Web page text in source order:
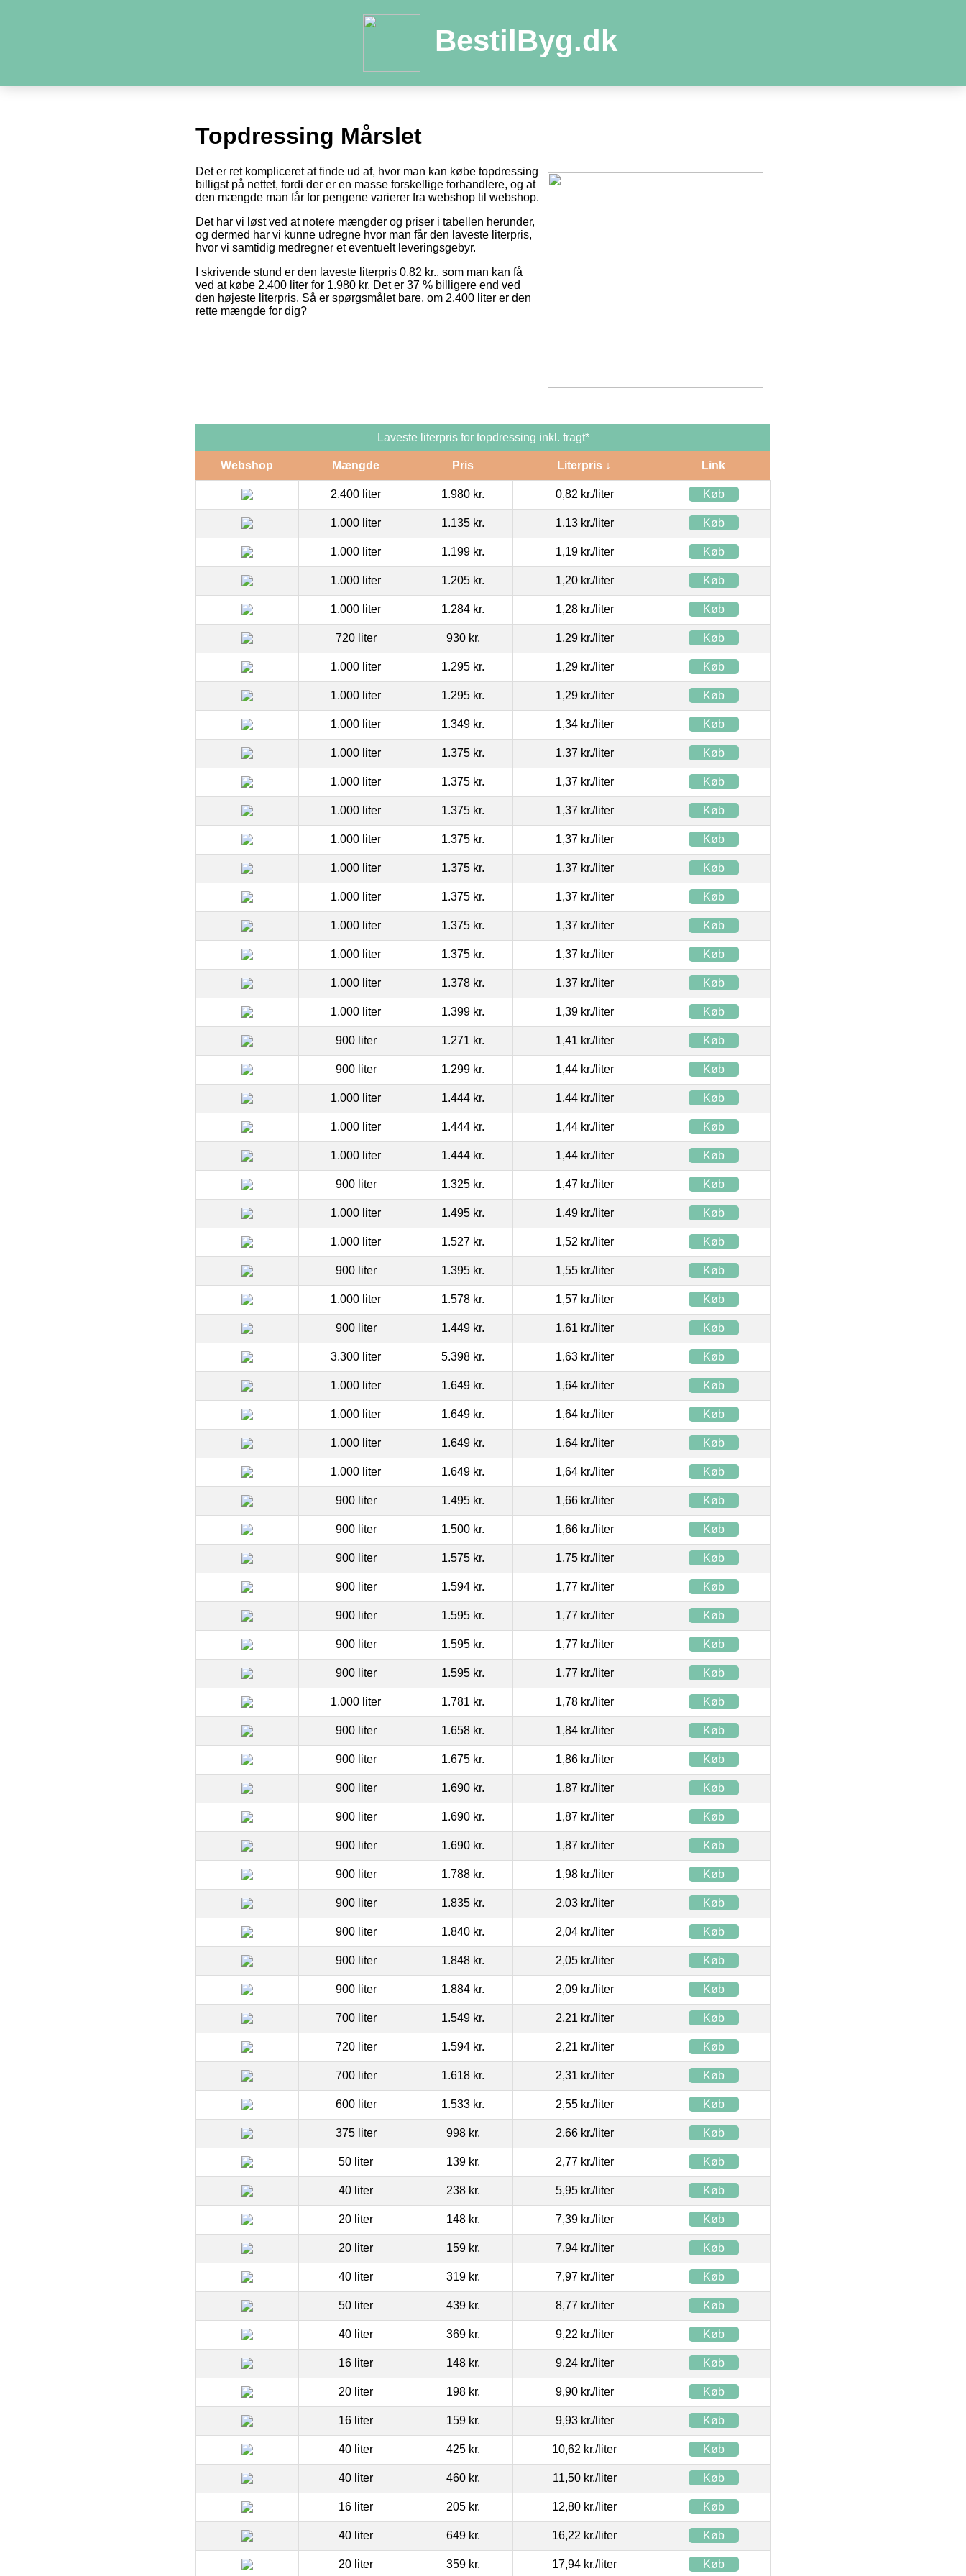
BestilByg.dk
Topdressing Mårslet
Det er ret kompliceret at finde ud af, hvor man kan købe topdressing
billigst på nettet, fordi der er en masse forskellige forhandlere, og at
den mængde man får for pengene varierer fra webshop til webshop.
Det har vi løst ved at notere mængder og priser i tabellen herunder,
og dermed har vi kunne udregne hvor man får den laveste literpris,
hvor vi samtidig medregner et eventuelt leveringsgebyr.
I skrivende stund er den laveste literpris 0,82 kr., som man kan få
ved at købe 2.400 liter for 1.980 kr. Det er 37 % billigere end ved
den højeste literpris. Så er spørgsmålet bare, om 2.400 liter er den
rette mængde for dig?
Laveste literpris for topdressing inkl. fragt*
Webshop Mængde Pris Literpris ↓ Link
2.400 liter 1.980 kr. 0,82 kr./liter Køb
1.000 liter 1.135 kr. 1,13 kr./liter Køb
1.000 liter 1.199 kr. 1,19 kr./liter Køb
1.000 liter 1.205 kr. 1,20 kr./liter Køb
1.000 liter 1.284 kr. 1,28 kr./liter Køb
720 liter 930 kr. 1,29 kr./liter Køb
1.000 liter 1.295 kr. 1,29 kr./liter Køb
1.000 liter 1.295 kr. 1,29 kr./liter Køb
1.000 liter 1.349 kr. 1,34 kr./liter Køb
1.000 liter 1.375 kr. 1,37 kr./liter Køb
1.000 liter 1.375 kr. 1,37 kr./liter Køb
1.000 liter 1.375 kr. 1,37 kr./liter Køb
1.000 liter 1.375 kr. 1,37 kr./liter Køb
1.000 liter 1.375 kr. 1,37 kr./liter Køb
1.000 liter 1.375 kr. 1,37 kr./liter Køb
1.000 liter 1.375 kr. 1,37 kr./liter Køb
1.000 liter 1.375 kr. 1,37 kr./liter Køb
1.000 liter 1.378 kr. 1,37 kr./liter Køb
1.000 liter 1.399 kr. 1,39 kr./liter Køb
900 liter 1.271 kr. 1,41 kr./liter Køb
900 liter 1.299 kr. 1,44 kr./liter Køb
1.000 liter 1.444 kr. 1,44 kr./liter Køb
1.000 liter 1.444 kr. 1,44 kr./liter Køb
1.000 liter 1.444 kr. 1,44 kr./liter Køb
900 liter 1.325 kr. 1,47 kr./liter Køb
1.000 liter 1.495 kr. 1,49 kr./liter Køb
1.000 liter 1.527 kr. 1,52 kr./liter Køb
900 liter 1.395 kr. 1,55 kr./liter Køb
1.000 liter 1.578 kr. 1,57 kr./liter Køb
900 liter 1.449 kr. 1,61 kr./liter Køb
3.300 liter 5.398 kr. 1,63 kr./liter Køb
1.000 liter 1.649 kr. 1,64 kr./liter Køb
1.000 liter 1.649 kr. 1,64 kr./liter Køb
1.000 liter 1.649 kr. 1,64 kr./liter Køb
1.000 liter 1.649 kr. 1,64 kr./liter Køb
900 liter 1.495 kr. 1,66 kr./liter Køb
900 liter 1.500 kr. 1,66 kr./liter Køb
900 liter 1.575 kr. 1,75 kr./liter Køb
900 liter 1.594 kr. 1,77 kr./liter Køb
900 liter 1.595 kr. 1,77 kr./liter Køb
900 liter 1.595 kr. 1,77 kr./liter Køb
900 liter 1.595 kr. 1,77 kr./liter Køb
1.000 liter 1.781 kr. 1,78 kr./liter Køb
900 liter 1.658 kr. 1,84 kr./liter Køb
900 liter 1.675 kr. 1,86 kr./liter Køb
900 liter 1.690 kr. 1,87 kr./liter Køb
900 liter 1.690 kr. 1,87 kr./liter Køb
900 liter 1.690 kr. 1,87 kr./liter Køb
900 liter 1.788 kr. 1,98 kr./liter Køb
900 liter 1.835 kr. 2,03 kr./liter Køb
900 liter 1.840 kr. 2,04 kr./liter Køb
900 liter 1.848 kr. 2,05 kr./liter Køb
900 liter 1.884 kr. 2,09 kr./liter Køb
700 liter 1.549 kr. 2,21 kr./liter Køb
720 liter 1.594 kr. 2,21 kr./liter Køb
700 liter 1.618 kr. 2,31 kr./liter Køb
600 liter 1.533 kr. 2,55 kr./liter Køb
375 liter 998 kr. 2,66 kr./liter Køb
50 liter 139 kr. 2,77 kr./liter Køb
40 liter 238 kr. 5,95 kr./liter Køb
20 liter 148 kr. 7,39 kr./liter Køb
20 liter 159 kr. 7,94 kr./liter Køb
40 liter 319 kr. 7,97 kr./liter Køb
50 liter 439 kr. 8,77 kr./liter Køb
40 liter 369 kr. 9,22 kr./liter Køb
16 liter 148 kr. 9,24 kr./liter Køb
20 liter 198 kr. 9,90 kr./liter Køb
16 liter 159 kr. 9,93 kr./liter Køb
40 liter 425 kr. 10,62 kr./liter Køb
40 liter 460 kr. 11,50 kr./liter Køb
16 liter 205 kr. 12,80 kr./liter Køb
40 liter 649 kr. 16,22 kr./liter Køb
20 liter 359 kr. 17,94 kr./liter Køb